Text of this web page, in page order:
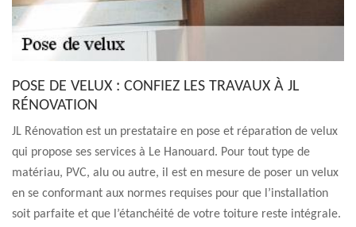
POSE DE VELUX : CONFIEZ LES TRAVAUX À JL
RÉNOVATION
JL Rénovation est un prestataire en pose et réparation de velux
qui propose ses services à Le Hanouard. Pour tout type de
matériau, PVC, alu ou autre, il est en mesure de poser un velux
en se conformant aux normes requises pour que l’installation
soit parfaite et que l’étanchéité de votre toiture reste intégrale.